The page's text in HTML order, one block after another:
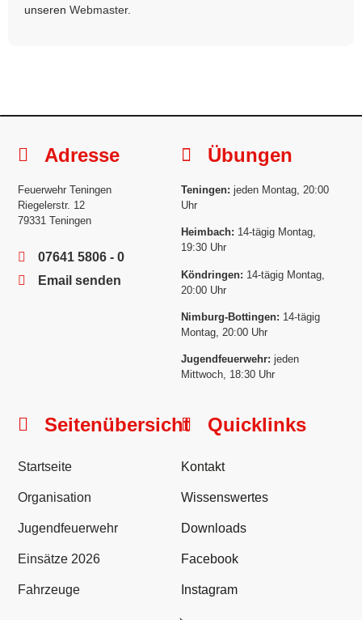
unseren Webmaster.
Adresse
Feuerwehr Teningen
Riegelerstr. 12
79331 Teningen
07641 5806 - 0
Email senden
Übungen
Teningen: jeden Montag, 20:00
Uhr
Heimbach: 14-tägig Montag,
19:30 Uhr
Köndringen: 14-tägig Montag,
20:00 Uhr
Nimburg-Bottingen: 14-tägig
Montag, 20:00 Uhr
Jugendfeuerwehr: jeden
Mittwoch, 18:30 Uhr
Seitenübersicht
Startseite
Organisation
Jugendfeuerwehr
Einsätze 2026
Fahrzeuge
Quicklinks
Kontakt
Wissenswertes
Downloads
Facebook
Instagram